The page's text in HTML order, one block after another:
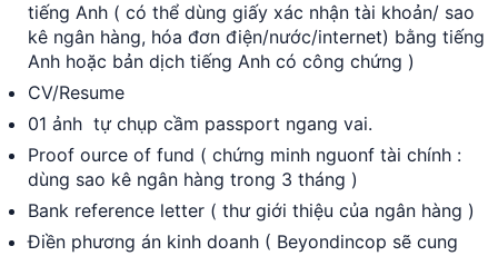
tiếng Anh ( có thể dùng giấy xác nhận tài khoản/ sao
kê ngân hàng, hóa đơn điện/nước/internet) bằng tiếng
Anh hoặc bản dịch tiếng Anh có công chứng )
CV/Resume
01 ảnh tự chụp cầm passport ngang vai.
Proof ource of fund ( chứng minh nguonf tài chính :
dùng sao kê ngân hàng trong 3 tháng )
Bank reference letter ( thư giới thiệu của ngân hàng )
Điền phương án kinh doanh ( Beyondincop sẽ cung